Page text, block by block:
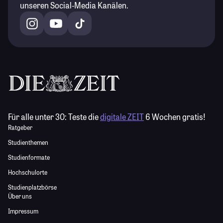
unseren Social-Media Kanälen.
Für alle unter 30:Teste diedigitale ZEIT6 Wochen gratis!
Ratgeber
Studienthemen
Studienformate
Hochschulorte
Studienplatzbörse
Über uns
Impressum